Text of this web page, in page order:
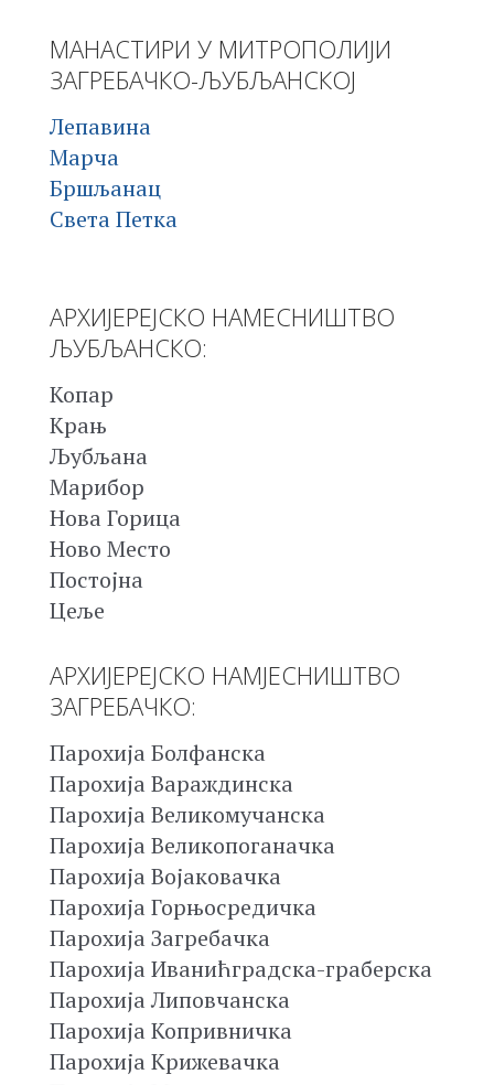
МАНАСТИРИ У МИТРОПОЛИЈИ
ЗАГРЕБАЧКО-ЉУБЉАНСКОЈ
Лепавина
Марча
Бршљанац
Света Петка
АРХИЈЕРЕЈСКО НАМЕСНИШТВО
ЉУБЉАНСКО:
Копар
Крањ
Љубљана
Марибор
Нова Горица
Ново Место
Постојна
Цеље
АРХИЈЕРЕЈСКО НАМЈЕСНИШТВО
ЗАГРЕБАЧКО:
Парохија Болфанска
Парохија Вараждинска
Парохија Великомучанска
Парохија Великопоганачка
Парохија Војаковачка
Парохија Горњосредичка
Парохија Загребачка
Парохија Иванићградска-граберска
Парохија Липовчанска
Парохија Копривничка
Парохија Крижевачка